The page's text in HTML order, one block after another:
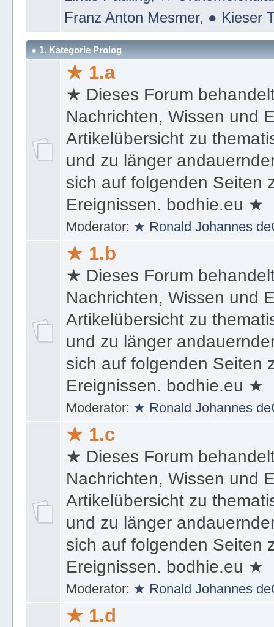
Franz Anton Mesmer, ● Kieser
● 1. Kategorie Prolog
★ 1.a
★ Dieses Forum
Nachrichten, Wissen und
Artikelübersicht zu
und zu länger
sich auf folgenden Seiten
Ereignissen. bodhie.eu ★
Moderator: ★ Ronald Johannes
★ 1.b
★ Dieses Forum
Nachrichten, Wissen und
Artikelübersicht zu
und zu länger
sich auf folgenden Seiten
Ereignissen. bodhie.eu ★
Moderator: ★ Ronald Johannes
★ 1.c
★ Dieses Forum
Nachrichten, Wissen und
Artikelübersicht zu
und zu länger
sich auf folgenden Seiten
Ereignissen. bodhie.eu ★
Moderator: ★ Ronald Johannes
★ 1.d